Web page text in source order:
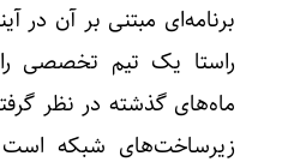
برنامه‌ای مبتنی بر آن در
راستا یک تیم تخصصی
ماه‌های گذشته در نظر
زیرساخت‌های شبکه است